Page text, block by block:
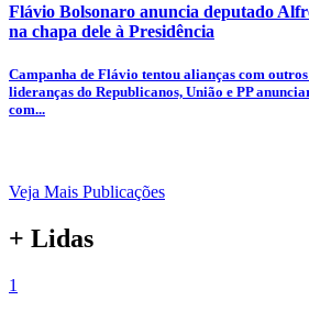
Flávio Bolsonaro anuncia deputado
na chapa dele à Presidência
Campanha de Flávio tentou alianças com
lideranças do Republicanos, União e PP
com...
Veja Mais Publicações
+ Lidas
1